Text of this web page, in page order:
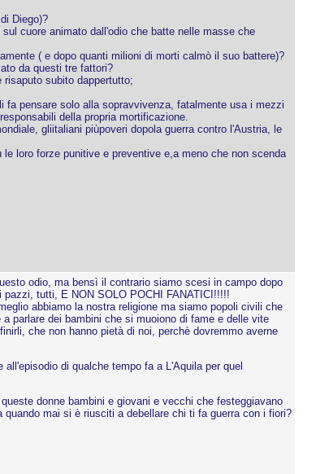
Diego)?
cuore animato dall'odio che batte nelle masse che
( e dopo quanti milioni di morti calmò il suo battere)?
da questi tre fattori?
subito dappertutto;
pensare solo alla sopravvivenza, fatalmente usa i mezzi
della propria mortificazione.
gliitaliani piùpoveri dopola guerra contro l'Austria, le
loro forze punitive e preventive e,a meno che non scenda
odio, ma bensì il contrario siamo scesi in campo dopo
tutti, E NON SOLO POCHI FANATICI!!!!!
abbiamo la nostra religione ma siamo popoli civili che
parlare dei bambini che si muoiono di fame e delle vite
che non hanno pietà di noi, perchè dovremmo averne
di qualche tempo fa a L'Aquila per quel
donne bambini e giovani e vecchi che festeggiavano
mai si è riusciti a debellare chi ti fa guerra con i fiori?